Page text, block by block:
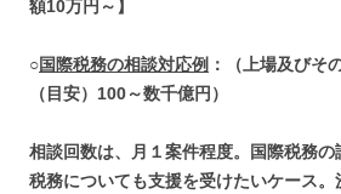
額10万円～】
○国際税務の相談対応例 ：（上場及びそ
（目安） 100～数千億円 ）
相談回数は、月１案件程度。国際税務
税務についても支援を受けたいケース